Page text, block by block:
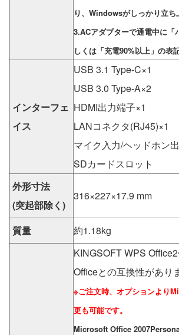
り、Windowsがしっかり立ち
3.ACアダプターで通電中に「
しくは「充電90%以上」の表
インターフェ
イス
USB 3.1 Type-C×1
USB 3.0 Type-A×2
HDMI出力端子×1
LANコネクタ(RJ45)×1
マイク入力/ヘッドホン
SDカードスロット
外形寸法
(突起部除く)
316×227×17.9 mm
質量 約1.18kg
KINGSOFT WPS
Officeとの互換性があり
※ご注文時、オプションより
更も可能です。
Microsoft Office